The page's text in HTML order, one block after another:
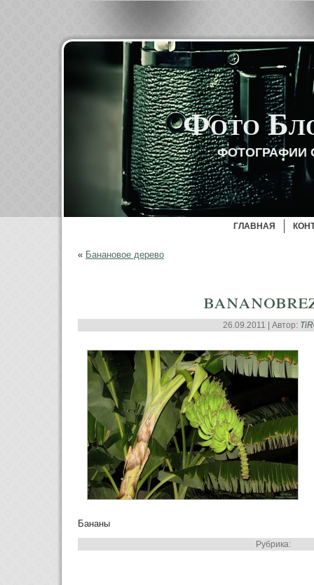
Фото
ФОТОГРАФИИ
ГЛАВНАЯ
« Банановое дерево
26.09.2011 | Автор:
Бананы
Рубрика: